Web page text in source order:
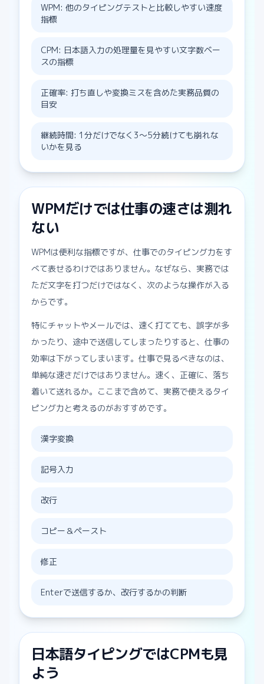
WPM: 他のタイピングテストと比較しやすい速度
指標
CPM: 日本語入力の処理量を見やすい文字数ベー
スの指標
正確率: 打ち直しや変換ミスを含めた実務品質の
目安
継続時間: 1分だけでなく3〜5分続けても崩れな
いかを見る
WPMだけでは仕事の速さは測れ
ない
WPMは便利な指標ですが、仕事でのタイピング力をす
べて表せるわけではありません。なぜなら、実務では
ただ文字を打つだけではなく、次のような操作が入る
からです。
特にチャットやメールでは、速く打てても、誤字が多
かったり、途中で送信してしまったりすると、仕事の
効率は下がってしまいます。仕事で見るべきなのは、
単純な速さだけではありません。速く、正確に、落ち
着いて送れるか。ここまで含めて、実務で使えるタイ
ピング力と考えるのがおすすめです。
漢字変換
記号入力
改行
コピー＆ペースト
修正
Enterで送信するか、改行するかの判断
日本語タイピングではCPMも見
よう